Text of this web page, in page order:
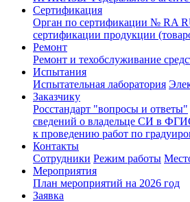
Сертификация
Орган по сертификации № RA
сертификации продукции
Ремонт
Ремонт и техобслуживание
Испытания
Испытательная лаборатория
Заказчику
Росстандарт "вопросы и ответы"
сведений о владельце СИ в
к проведению работ по
Контакты
Сотрудники Режим работы
Мероприятия
План мероприятий на 2026 год
Заявка